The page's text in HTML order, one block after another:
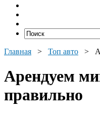
Главная > Топ авто >
Арендуем
правильно